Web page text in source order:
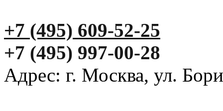
+7 (495) 609-52-25
+7 (495) 997-00-28
Адрес: г. Москва, ул.